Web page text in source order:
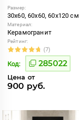
Размер:
30x60, 60x60, 60x120 см
Материал:
Керамогранит
Рейтинг:
(7)
Код: 285022
Цена от
900 руб.